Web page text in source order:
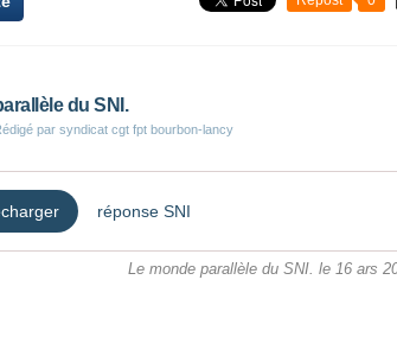
du SNI.
par syndicat cgt fpt bourbon-lancy
réponse SNI
Le monde parallèle du SNI. le 16 ars